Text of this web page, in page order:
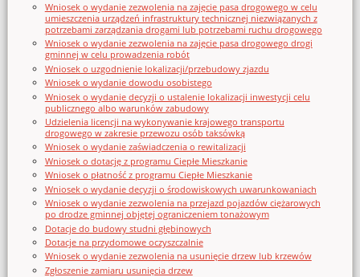
Wniosek o wydanie zezwolenia na zajęcie pasa drogowego w celu
umieszczenia urządzeń infrastruktury technicznej niezwiązanych z
potrzebami zarządzania drogami lub potrzebami ruchu drogowego
Wniosek o wydanie zezwolenia na zajęcie pasa drogowego drogi
gminnej w celu prowadzenia robót
Wniosek o uzgodnienie lokalizacji/przebudowy zjazdu
Wniosek o wydanie dowodu osobistego
Wniosek o wydanie decyzji o ustalenie lokalizacji inwestycji celu
publicznego albo warunków zabudowy
Udzielenia licencji na wykonywanie krajowego transportu
drogowego w zakresie przewozu osób taksówką
Wniosek o wydanie zaświadczenia o rewitalizacji
Wniosek o dotację z programu Ciepłe Mieszkanie
Wniosek o płatność z programu Ciepłe Mieszkanie
Wniosek o wydanie decyzji o środowiskowych uwarunkowaniach
Wniosek o wydanie zezwolenia na przejazd pojazdów ciężarowych
po drodze gminnej objętej ograniczeniem tonażowym
Dotacje do budowy studni głębinowych
Dotacje na przydomowe oczyszczalnie
Wniosek o wydanie zezwolenia na usunięcie drzew lub krzewów
Zgłoszenie zamiaru usunięcia drzew